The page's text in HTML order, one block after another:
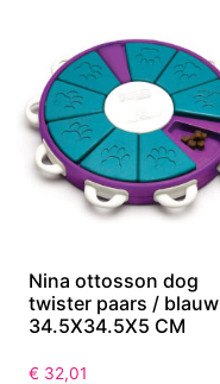
Nina ottosson dog
twister paars / blauw
34.5X34.5X5 CM
€ 32,01